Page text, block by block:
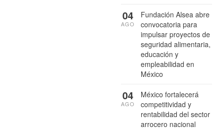
Fundación Alsea abre
convocatoria para
impulsar proyectos de
seguridad alimentaria,
educación y
empleabilidad en
México
04
AGO
México fortalecerá
competitividad y
rentabilidad del sector
arrocero nacional
04
AGO